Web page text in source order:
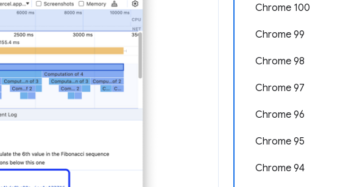
Chrome 100
Chrome 99
Chrome 98
Chrome 97
Chrome 96
Chrome 95
Chrome 94